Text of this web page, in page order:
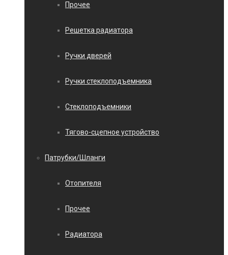
Прочее
Решетка радиатора
Ручки дверей
Ручки стеклоподъемника
Стеклоподъемники
Тягово-сцепное устройство
Патрубки/Шланги
Отопителя
Прочее
Радиатора